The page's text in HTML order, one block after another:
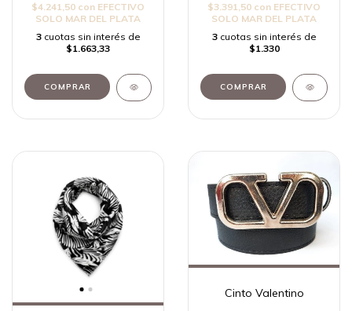
$4.241,50 con EFECTIVO
SOLO MAR DEL PLATA
3 cuotas sin interés de
$1.663,33
$3.391,50 con EFECTIVO
SOLO MAR DEL PLATA
3 cuotas sin interés de
$1.330
Cinto Valentino